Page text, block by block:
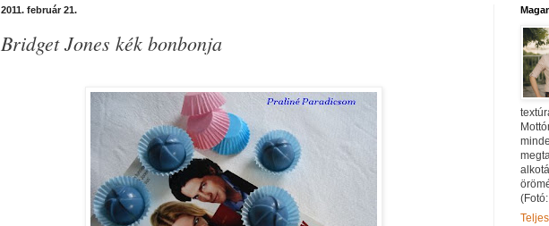
2011. február 21.
Bridget Jones kék bonbonja